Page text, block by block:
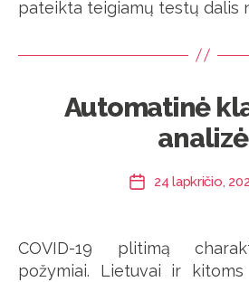
pateikta teigiamų testų dalis
Automatinė
analizė
Įrašo24 lapkričio,
COVID-19 plitimą
požymiai. Lietuvai ir kitoms